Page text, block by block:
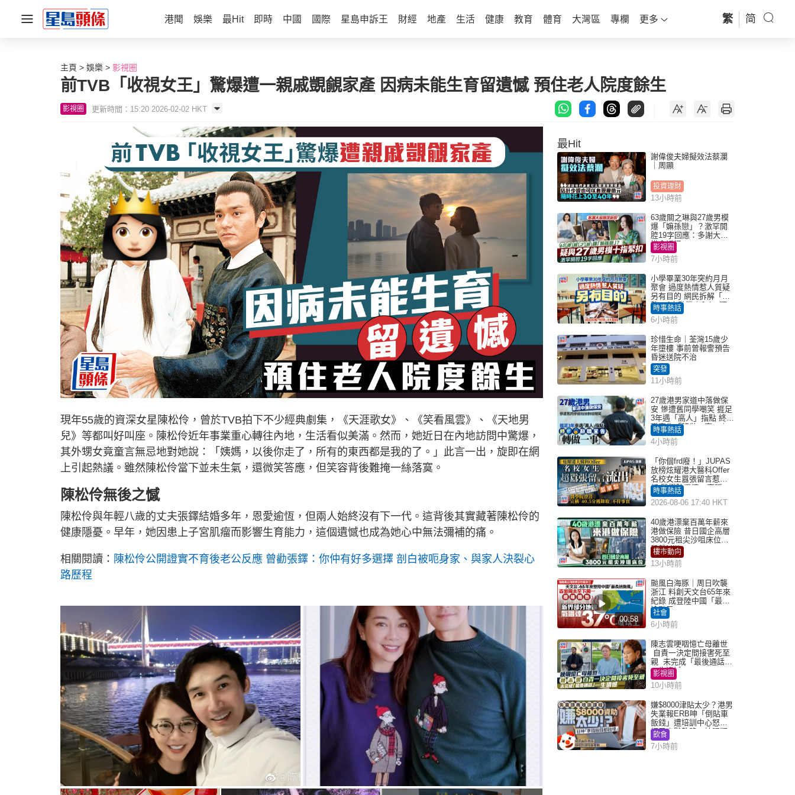
港聞 娛樂 最Hit 即時 中國 國際 星島申訴王 財經 地產 生活 健康 教育 體育 大灣區 專欄 更多 繁 简
主頁 娛樂 影視圈
前TVB「收視女王」驚爆遭一親戚覬覦家產 因病未能生育留遺憾 預住老人院度餘生
影視圈 更新時間：15:20 2026-02-02 HKT
現年55歲的資深女星陳松伶，曾於TVB拍下不少經典劇集，《天涯歌女》、《笑看風雲》、《天地男
兒》等都叫好叫座。陳松伶近年事業重心轉往內地，生活看似美滿。然而，她近日在內地訪問中驚爆，
其外甥女竟童言無忌地對她說：「姨媽，以後你走了，所有的東西都是我的了。」此言一出，旋即在網
上引起熱議。雖然陳松伶當下並未生氣，還微笑答應，但笑容背後難掩一絲落寞。
陳松伶無後之憾
陳松伶與年輕八歲的丈夫張鐸結婚多年，恩愛逾恆，但兩人始終沒有下一代。這背後其實藏著陳松伶的
健康隱憂。早年，她因患上子宮肌瘤而影響生育能力，這個遺憾也成為她心中無法彌補的痛。
相關閱讀： 陳松伶公開證實不育後老公反應 曾勸張鐸：你仲有好多選擇 剖白被呃身家、與家人決裂心
路歷程
最Hit
謝偉俊夫婦擬效法蔡瀾
｜周顯
投資理財
13小時前
63歲關之琳與27歲男模
爆「嫲孫戀」？激罕開
腔19字回應：多謝大家
掛念近況
影視圈
7小時前
小學畢業30年突約月月
聚會 過度熱情惹人質疑
另有目的 網民拆解「扮
熟」4大動機｜Juicy叮
時事熱話
6小時前
珍惜生命｜荃灣15歲少
年墮樓 事前曾報警預告
昏迷送院不治
突發
11小時前
27歲港男家道中落做保
安 慘遭舊同學嘲笑 捱足
3年遇「高人」指點 終辭
職宣告「轉做一事」｜
Juicy叮
時事熱話
4小時前
「你個frd廢！」JUPAS
放榜炫耀港大醫科Offer
名校女生囂張留言惹眾
怒 醫學院澄清：宣稱
「40.5分獲錄取」不符事
實｜Juicy叮
時事熱話
2026-08-06 17:40 HKT
40歲港漂棄百萬年薪來
港做保險 昔日國企高層
3800元租尖沙咀床位｜
租盤Million
樓市動向
13小時前
00:58
颱風白海豚｜周日吹襲
浙江 料創天文台65年來
紀錄 成登陸中國「最長
途颱風」
社會
6小時前
陳志雲哽咽憶亡母離世
自責一決定間接害死至
親 未完成「最後通話」
一生遺憾
影視圈
10小時前
嫌$8000津貼太少？港男
失業報ERB呻「倒貼車
飯錢」遭培訓中心怒轟
網民幽默教路：揀呢類
課程唔會蝕...
飲食
7小時前